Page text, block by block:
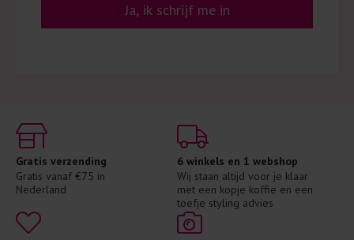
Ja, ik schrijf me in
Gratis verzending
Gratis vanaf €75 in
Nederland
6 winkels en 1 webshop
Wij staan altijd voor je klaar
met een kopje koffie en een
toefje styling advies